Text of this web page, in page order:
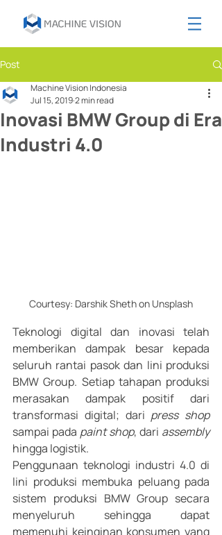
Post
Inovasi BMW Group di Era
Industri 4.0
Machine Vision Indonesia
Jul 15, 20192 min read
Courtesy: Darshik Sheth on Unsplash
Teknologi digital dan inovasi telah
memberikan dampak besar kepada
seluruh rantai pasok dan lini produksi
BMW Group. Setiap tahapan produksi
merasakan dampak positif dari
transformasi digital; dari
press shop
sampai pada paint shop, dari
assembly
hingga logistik.
Penggunaan teknologi industri 4.0 di
lini produksi membuka peluang pada
sistem produksi BMW Group secara
menyeluruh sehingga dapat
memenuhi keinginan konsumen yang